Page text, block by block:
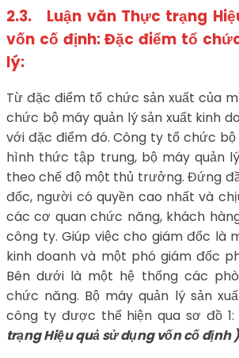
2.3. Luận văn Thực trạng
vốn cố định: Đặc điểm tổ
lý:
Từ đặc điểm tổ chức sản xuất của
chức bộ máy quản lý sản xuất kinh
với đặc điểm đó. Công ty tổ chức
hình thức tập trung, bộ máy quản
theo chế độ một thủ trưởng. Đứng
đốc, người có quyền cao nhất và
các cơ quan chức năng, khách
công ty. Giúp việc cho giám đốc là
kinh doanh và một phó giám đốc
Bên dưới là một hệ thống các
chức năng. Bộ máy quản lý sản
công ty được thể hiện qua sơ đồ 1:
trạng Hiệu quả sử dụng vốn cố định )